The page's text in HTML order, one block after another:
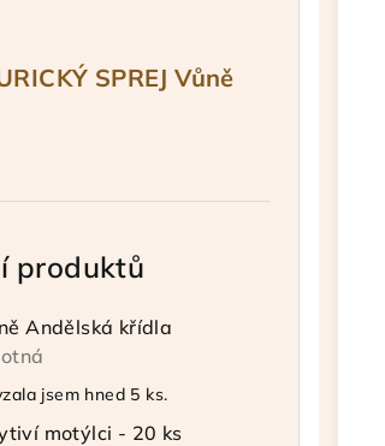
SPREJ Vůně
produktů
Andělská křídla
je 5 z 5 hvězdiček.
jsem hned 5 ks.
motýlci - 20 ks